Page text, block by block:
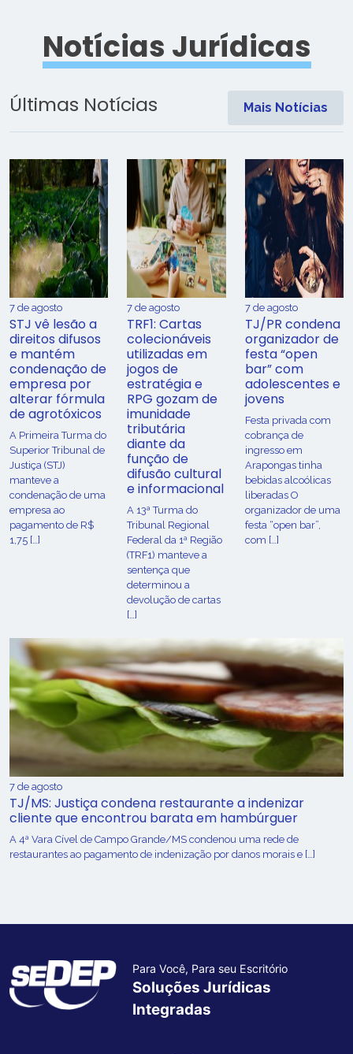
Notícias Jurídicas
Últimas Notícias Mais Notícias
7 de agosto
STJ vê lesão a
direitos difusos
e mantém
condenação de
empresa por
alterar fórmula
de agrotóxicos
​A Primeira Turma do
Superior Tribunal de
Justiça (STJ)
manteve a
condenação de uma
empresa ao
pagamento de R$
1,75 […]
7 de agosto
TRF1: Cartas
colecionáveis
utilizadas em
jogos de
estratégia e
RPG gozam de
imunidade
tributária
diante da
função de
difusão cultural
e informacional
A 13ª Turma do
Tribunal Regional
Federal da 1ª Região
(TRF1) manteve a
sentença que
determinou a
devolução de cartas
[…]
7 de agosto
TJ/PR condena
organizador de
festa “open
bar” com
adolescentes e
jovens
Festa privada com
cobrança de
ingresso em
Arapongas tinha
bebidas alcoólicas
liberadas O
organizador de uma
festa “open bar”,
com […]
7 de agosto
TJ/MS: Justiça condena restaurante a indenizar
cliente que encontrou barata em hambúrguer
A 4ª Vara Cível de Campo Grande/MS condenou uma rede de
restaurantes ao pagamento de indenização por danos morais e […]
Para Você, Para seu Escritório
Soluções Jurídicas
Integradas